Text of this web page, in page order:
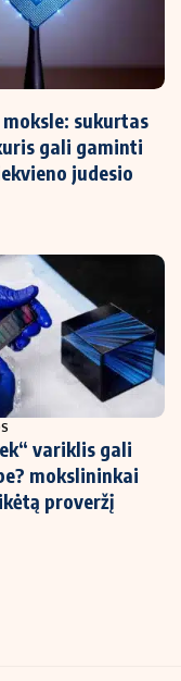
sukurtas
gali gaminti
judesio
variklis gali
mokslininkai
proveržį